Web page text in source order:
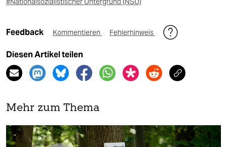
Feedback Kommentieren Fehlerhinweis
Diesen Artikel teilen
Mehr zum Thema